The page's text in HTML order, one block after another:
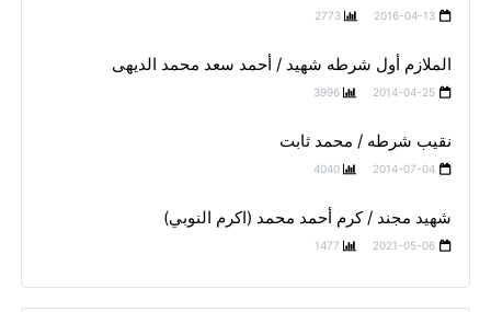
2016-04-13
2773
الملازم أول شرطه شهيد / أحمد سعد محمد الديهى
2014-04-25
3996
نقيب شرطه / محمد ثابت
2014-07-04
4040
شهيد مجند / كرم أحمد محمد (اكرم النوبي)
2021-05-06
1477